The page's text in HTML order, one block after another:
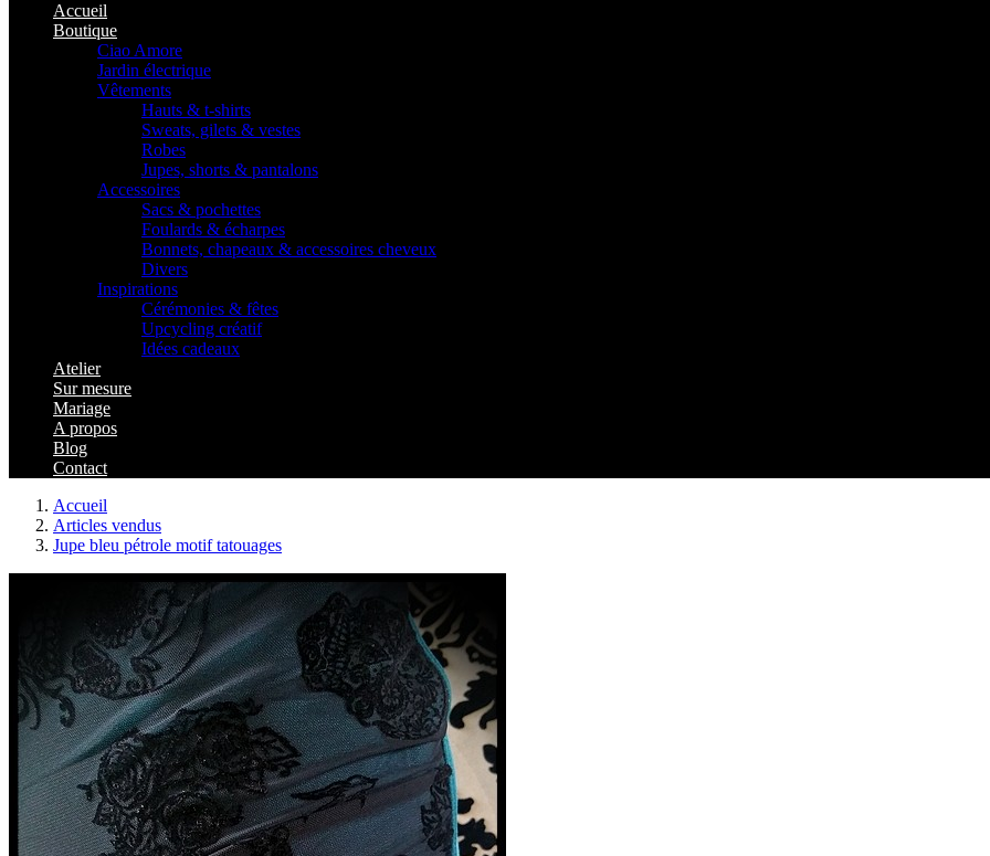
Accueil
Boutique
Ciao Amore
Jardin électrique
Vêtements
Hauts & t-shirts
Sweats, gilets & vestes
Robes
Jupes, shorts & pantalons
Accessoires
Sacs & pochettes
Foulards & écharpes
Bonnets, chapeaux & accessoires cheveux
Divers
Inspirations
Cérémonies & fêtes
Upcycling créatif
Idées cadeaux
Atelier
Sur mesure
Mariage
A propos
Blog
Contact
Accueil
Articles vendus
Jupe bleu pétrole motif tatouages